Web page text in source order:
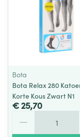
Bota
Bota Relax 280
Korte Kous Zwart N1
€ 25,70